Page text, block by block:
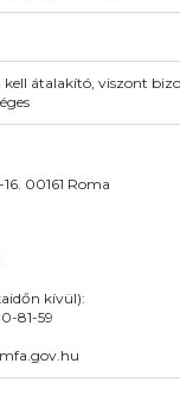
átalakító, viszont
00161 Roma
kívül):
81-59